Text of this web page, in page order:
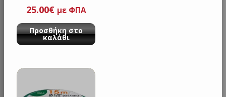
RAIN SENSOR 8480
RF CLABER
25.00€ με ΦΠΑ
Προσθήκη στο
καλάθι